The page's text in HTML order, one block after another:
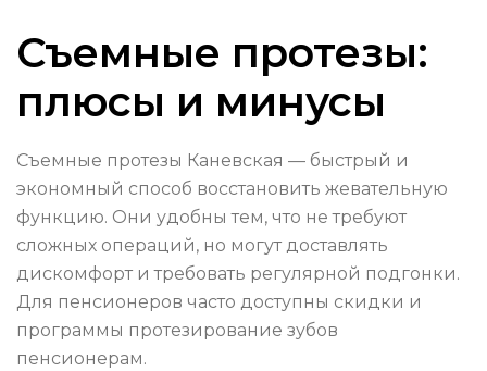
Съемные протезы:
плюсы и минусы
Съемные протезы Каневская — быстрый и
экономный способ восстановить жевательную
функцию. Они удобны тем, что не требуют
сложных операций, но могут доставлять
дискомфорт и требовать регулярной подгонки.
Для пенсионеров часто доступны скидки и
программы протезирование зубов
пенсионерам.